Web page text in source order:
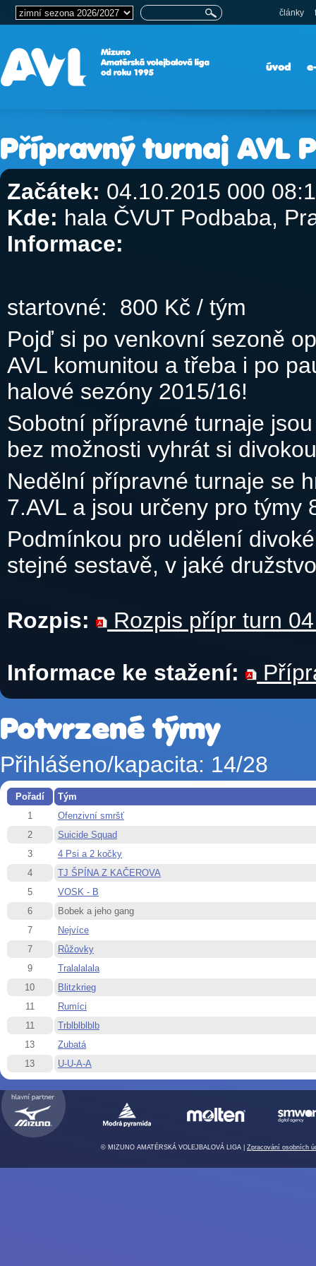
články
úvod
Přípravný turnaj AVL
Začátek: 04.10.2015 000
Kde: hala ČVUT Podbaba,
Informace:
startovné: 800 Kč / tým
Pojď si po venkovní sezoně
AVL komunitou a třeba i po
halové sezóny 2015/16!
Sobotní přípravné turnaje
bez možnosti vyhrát si
Nedělní přípravné turnaje se
7.AVL a jsou určeny pro týmy
Podmínkou pro udělení
stejné sestavě, v jaké
Rozpis: Rozpis přípr turn
Informace ke stažení:
Potvrzené týmy
Přihlášeno/kapacita: 14/28
Pořadí
Tým
1
Ofenzivní smršť
2
Suicide Squad
3
4 Psi a 2 kočky
4
TJ ŠPÍNA Z KAČEROVA
5
VOSK - B
6
Bobek a jeho gang
7
Nejvíce
7
Růžovky
9
Tralalalala
10
Blitzkrieg
11
Rumíci
11
Trblblblblb
13
Zubatá
13
U-U-A-A
© MIZUNO AMATÉRSKÁ VOLEJBALOVÁ LIGA | Zpracování osobních